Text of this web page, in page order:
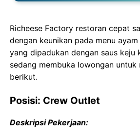
Richeese Factory restoran cepat
dengan keunikan pada menu
yang dipadukan dengan saus keju
sedang membuka lowongan untuk
berikut.
Posisi: Crew Outlet
Deskripsi Pekerjaan: